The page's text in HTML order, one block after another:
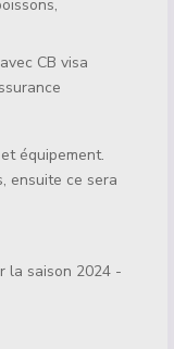
CB visa
équipement.
ensuite ce sera
la saison 2024 -